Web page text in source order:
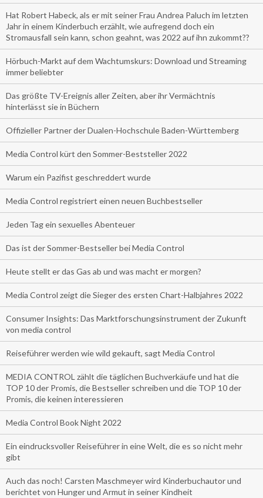
Hat Robert Habeck, als er mit seiner Frau Andrea Paluch im letzten
Jahr in einem Kinderbuch erzählt, wie aufregend doch ein
Stromausfall sein kann, schon geahnt, was 2022 auf ihn zukommt??
Hörbuch-Markt auf dem Wachtumskurs: Download und Streaming
immer beliebter
Das größte TV-Ereignis aller Zeiten, aber ihr Vermächtnis
hinterlässt sie in Büchern
Offizieller Partner der Dualen-Hochschule Baden-Württemberg
Media Control kürt den Sommer-Beststeller 2022
Warum ein Pazifist geschreddert wurde
Media Control registriert einen neuen Buchbestseller
Jeden Tag ein sexuelles Abenteuer
Das ist der Sommer-Bestseller bei Media Control
Heute stellt er das Gas ab und was macht er morgen?
Media Control zeigt die Sieger des ersten Chart-Halbjahres 2022
Consumer Insights: Das Marktforschungsinstrument der Zukunft
von media control
Reiseführer werden wie wild gekauft, sagt Media Control
MEDIA CONTROL zählt die täglichen Buchverkäufe und hat die
TOP 10 der Promis, die Bestseller schreiben und die TOP 10 der
Promis, die keinen interessieren
Media Control Book Night 2022
Ein eindrucksvoller Reiseführer in eine Welt, die es so nicht mehr
gibt
Auch das noch! Carsten Maschmeyer wird Kinderbuchautor und
berichtet von Hunger und Armut in seiner Kindheit